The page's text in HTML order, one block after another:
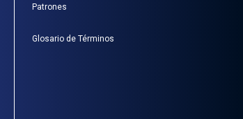
Patrones
Glosario de Términos